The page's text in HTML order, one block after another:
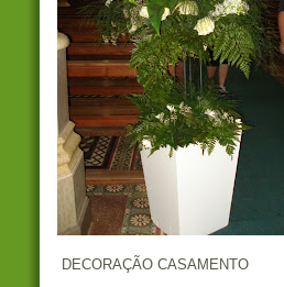
DECORAÇÃO CASAMENTO